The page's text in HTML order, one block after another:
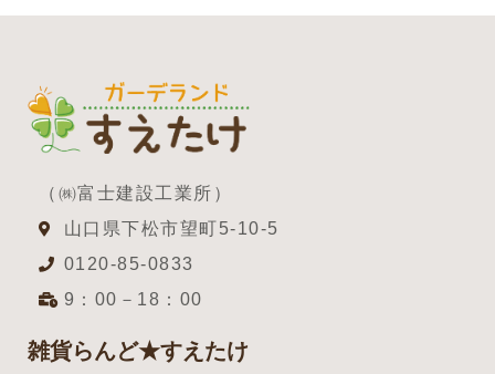
（㈱富士建設工業所）
山口県下松市望町5-10-5
0120-85-0833
9：00－18：00
雑貨らんど★すえたけ